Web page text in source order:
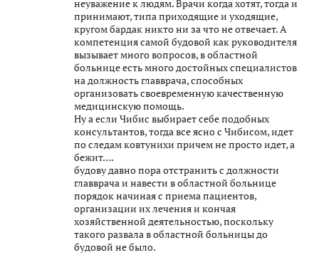
неуважение к людям. Врачи когда хотят, тогда и
принимают, типа приходящие и уходящие,
кругом бардак никто ни за что не отвечает. А
компетенция самой будовой как руководителя
вызывает много вопросов, в областной
больнице есть много достойных специалистов
на должность главврача, способных
организовать своевременную качественную
медицинскую помощь.
Ну а если Чибис выбирает себе подобных
консультантов, тогда все ясно с Чибисом, идет
по следам ковтунихи причем не просто идет, а
бежит….
будову давно пора отстранить с должности
главврача и навести в областной больнице
порядок начиная с приема пациентов,
организации их лечения и кончая
хозяйственной деятельностью, поскольку
такого развала в областной больницы до
будовой не было.